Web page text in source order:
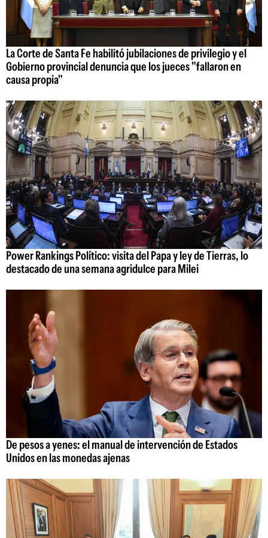
La Corte de Santa Fe habilitó jubilaciones de privilegio y el
Gobierno provincial denuncia que los jueces "fallaron en
causa propia"
Power Rankings Político: visita del Papa y ley de Tierras, lo
destacado de una semana agridulce para Milei
De pesos a yenes: el manual de intervención de Estados
Unidos en las monedas ajenas